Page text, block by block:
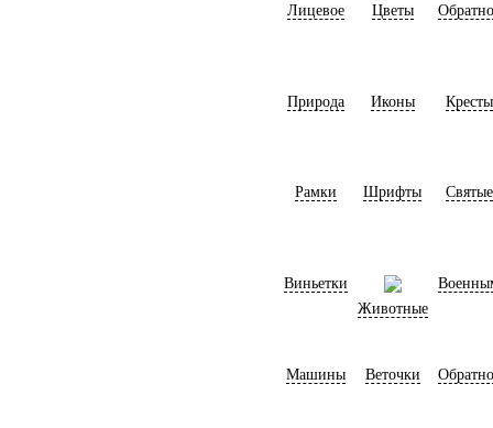
Лицевое Цветы
Природа Иконы Кресты
Рамки Шрифты Святые
Виньетки
Животные
Машины Веточки